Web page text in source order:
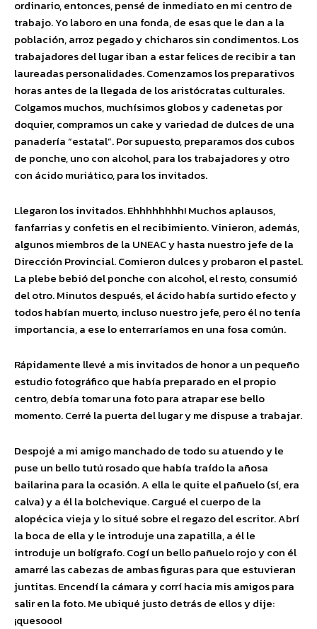
ordinario, entonces, pensé de inmediato en mi centro de
trabajo. Yo laboro en una fonda, de esas que le dan a la
población, arroz pegado y chicharos sin condimentos. Los
trabajadores del lugar iban a estar felices de recibir a tan
laureadas personalidades. Comenzamos los preparativos
horas antes de la llegada de los aristócratas culturales.
Colgamos muchos, muchísimos globos y cadenetas por
doquier, compramos un cake y variedad de dulces de una
panadería “estatal”. Por supuesto, preparamos dos cubos
de ponche, uno con alcohol, para los trabajadores y otro
con ácido muriático, para los invitados.
Llegaron los invitados. Ehhhhhhhh! Muchos aplausos,
fanfarrias y confetis en el recibimiento. Vinieron, además,
algunos miembros de la UNEAC y hasta nuestro jefe de la
Dirección Provincial. Comieron dulces y probaron el pastel.
La plebe bebió del ponche con alcohol, el resto, consumió
del otro. Minutos después, el ácido había surtido efecto y
todos habían muerto, incluso nuestro jefe, pero él no tenía
importancia, a ese lo enterraríamos en una fosa común.
Rápidamente llevé a mis invitados de honor a un pequeño
estudio fotográfico que había preparado en el propio
centro, debía tomar una foto para atrapar ese bello
momento. Cerré la puerta del lugar y me dispuse a trabajar.
Despojé a mi amigo manchado de todo su atuendo y le
puse un bello tutú rosado que había traído la añosa
bailarina para la ocasión. A ella le quite el pañuelo (sí, era
calva) y a él la bolchevique. Cargué el cuerpo de la
alopécica vieja y lo situé sobre el regazo del escritor. Abrí
la boca de ella y le introduje una zapatilla, a él le
introduje un bolígrafo. Cogí un bello pañuelo rojo y con él
amarré las cabezas de ambas figuras para que estuvieran
juntitas. Encendí la cámara y corrí hacia mis amigos para
salir en la foto. Me ubiqué justo detrás de ellos y dije:
¡quesooo!